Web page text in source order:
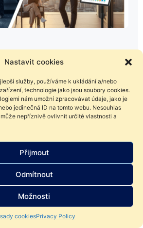
Nastavit cookies
služby, používáme k ukládání a/nebo
technologie jako jsou soubory cookies.
nám umožní zpracovávat údaje, jako je
jedinečná ID na tomto webu. Nesouhlas
nepříznivě ovlivnit určité vlastnosti a
Přijmout
Odmítnout
Možnosti
cookiesPrivacy Policy
bez starostí:
za mnou klient s plány koupit dva
„jistotu na důchod“, ptal jsem se
hodin měsíčně na správu
řešit zalitou koupelnu o
nemovitostního trhu bez operativy, bez